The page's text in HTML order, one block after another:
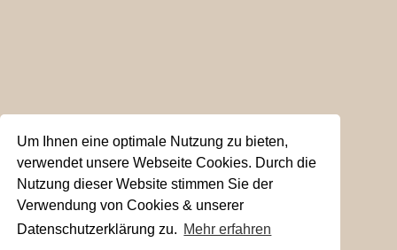
Um Ihnen eine optimale Nutzung zu bieten,
verwendet unsere Webseite Cookies. Durch die
Nutzung dieser Website stimmen Sie der
Verwendung von Cookies & unserer
Datenschutzerklärung zu. Mehr erfahren